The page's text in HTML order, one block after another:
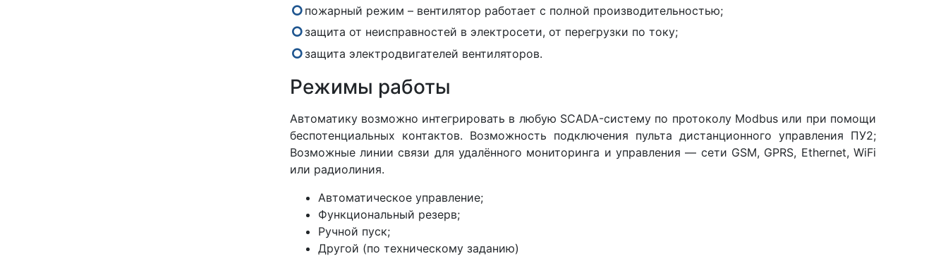
пожарный режим – вентилятор работает с полной производительностью;
защита от неисправностей в электросети, от перегрузки по току;
защита электродвигателей вентиляторов.
Режимы работы
Автоматику возможно интегрировать в любую SCADA-систему по протоколу Modbus или при помощи
беспотенциальных контактов. Возможность подключения пульта дистанционного управления ПУ2;
Возможные линии связи для удалённого мониторинга и управления — сети GSM, GPRS, Ethernet, WiFi
или радиолиния.
Автоматическое управление;
Функциональный резерв;
Ручной пуск;
Другой (по техническому заданию)